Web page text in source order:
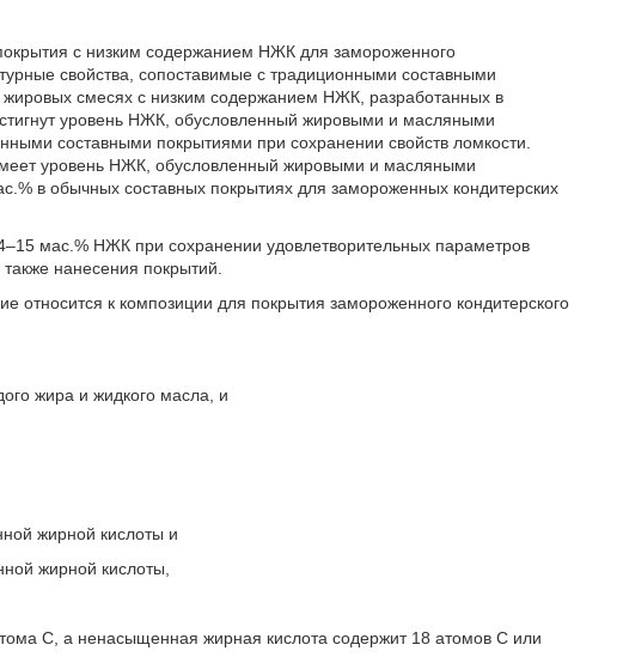
с низким содержанием НЖК для замороженного
свойства, сопоставимые с традиционными составными
смесях с низким содержанием НЖК, разработанных в
уровень НЖК, обусловленный жировыми и масляными
составными покрытиями при сохранении свойств ломкости.
уровень НЖК, обусловленный жировыми и масляными
в обычных составных покрытиях для замороженных кондитерских
мас.% НЖК при сохранении удовлетворительных параметров
нанесения покрытий.
относится к композиции для покрытия замороженного кондитерского
жира и жидкого масла, и
жирной кислоты и
жирной кислоты,
C, а ненасыщенная жирная кислота содержит 18 атомов C или